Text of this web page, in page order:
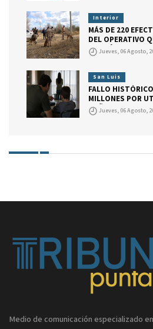
Interior
MÁS DE 220
DEL OPERATIVO
A DARÍO
Jueves, 06 Agosto,
San Luis
FALLO
MILLONES POR
DAÑAR A SU EX
Jueves, 06 Agosto,
Medio de comunicación especializado